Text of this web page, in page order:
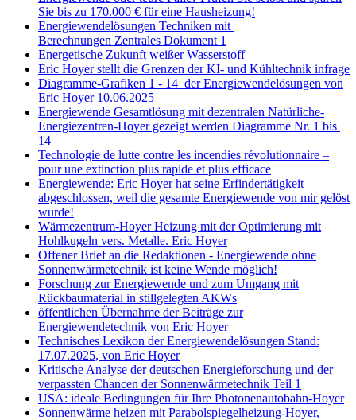
Sie bis zu 170.000 € für eine Hausheizung!
Energiewendelösungen Techniken mit
Berechnungen Zentrales Dokument 1
Energetische Zukunft weißer Wasserstoff
Eric Hoyer stellt die Grenzen der KI- und Kühltechnik infrage
Diagramme-Grafiken 1 - 14 der Energiewendelösungen von
Eric Hoyer 10.06.2025
Energiewende Gesamtlösung mit dezentralen Natürliche-
Energiezentren-Hoyer gezeigt werden Diagramme Nr. 1 bis
14
Technologie de lutte contre les incendies révolutionnaire –
pour une extinction plus rapide et plus efficace
Energiewende: Eric Hoyer hat seine Erfindertätigkeit
abgeschlossen, weil die gesamte Energiewende von mir gelöst
wurde!
Wärmezentrum-Hoyer Heizung mit der Optimierung mit
Hohlkugeln vers. Metalle. Eric Hoyer
Offener Brief an die Redaktionen - Energiewende ohne
Sonnenwärmetechnik ist keine Wende möglich!
Forschung zur Energiewende und zum Umgang mit
Rückbaumaterial in stillgelegten AKWs
öffentlichen Übernahme der Beiträge zur
Energiewendetechnik von Eric Hoyer
Technisches Lexikon der Energiewendelösungen Stand:
17.07.2025, von Eric Hoyer
Kritische Analyse der deutschen Energieforschung und der
verpassten Chancen der Sonnenwärmetechnik Teil 1
USA: ideale Bedingungen für Ihre Photonenautobahn-Hoyer
Sonnenwärme heizen mit Parabolspiegelheizung-Hoyer,